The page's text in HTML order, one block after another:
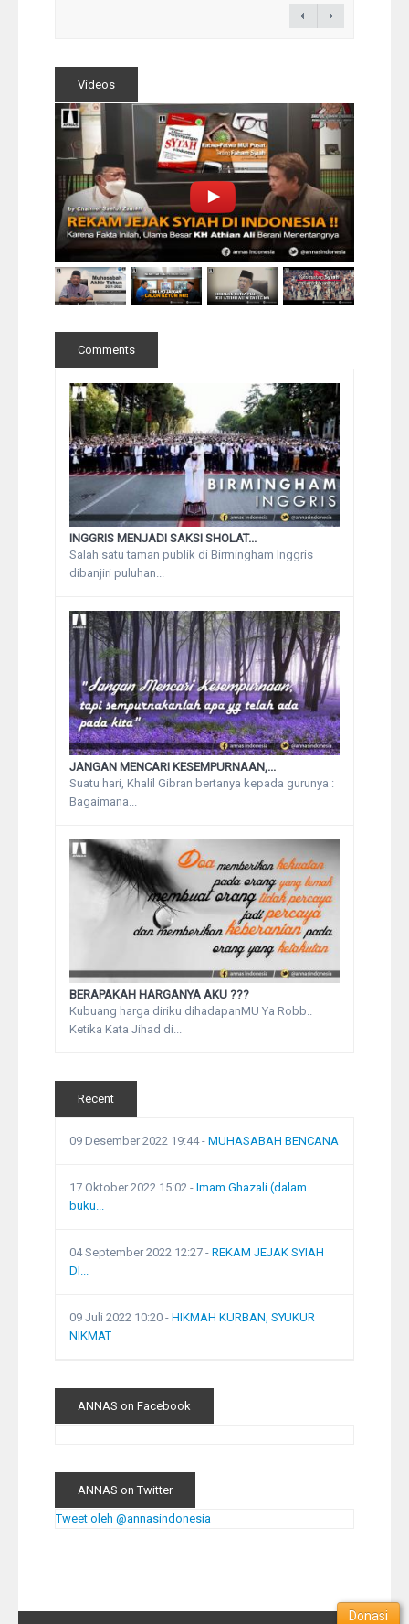
Videos
Comments
INGGRIS MENJADI SAKSI SHOLAT...
Salah satu taman publik di Birmingham Inggris
dibanjiri puluhan...
JANGAN MENCARI KESEMPURNAAN,...
Suatu hari, Khalil Gibran bertanya kepada gurunya :
Bagaimana...
BERAPAKAH HARGANYA AKU ???
Kubuang harga diriku dihadapanMU Ya Robb..
Ketika Kata Jihad di...
Recent
09 Desember 2022 19:44- MUHASABAH BENCANA
17 Oktober 2022 15:02 - Imam Ghazali (dalam
buku...
04 September 2022 12:27 - REKAM JEJAK SYIAH
DI...
09 Juli 2022 10:20 - HIKMAH KURBAN, SYUKUR
NIKMAT
ANNAS on Facebook
ANNAS on Twitter
Tweet oleh @annasindonesia
Donasi